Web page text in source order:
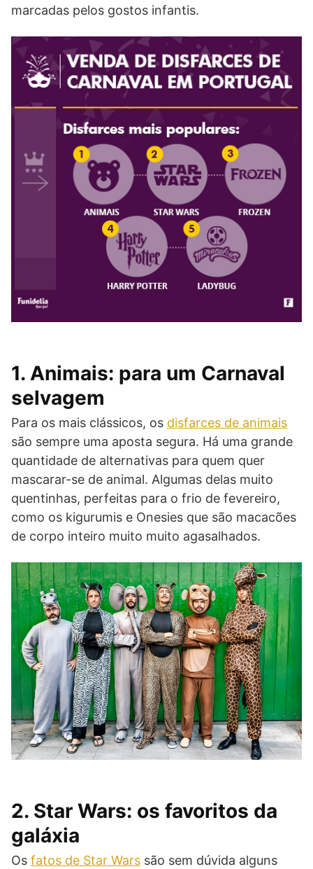
marcadas pelos gostos infantis.
1. Animais: para um Carnaval
selvagem
Para os mais clássicos, os disfarces de animais
são sempre uma aposta segura. Há uma grande
quantidade de alternativas para quem quer
mascarar-se de animal. Algumas delas muito
quentinhas, perfeitas para o frio de fevereiro,
como os kigurumis e Onesies que são macacões
de corpo inteiro muito muito agasalhados.
2. Star Wars: os favoritos da
galáxia
Os fatos de Star Wars são sem dúvida alguns